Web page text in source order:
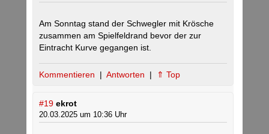
Am Sonntag stand der Schwegler mit Krösche
zusammen am Spielfeldrand bevor der zur
Eintracht Kurve gegangen ist.
Kommentieren | Antworten | ⇑ Top
#19 ekrot
20.03.2025 um 10:36 Uhr